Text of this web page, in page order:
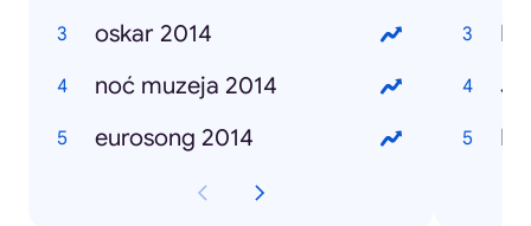
oskar 2014
noć muzeja 2014
eurosong 2014